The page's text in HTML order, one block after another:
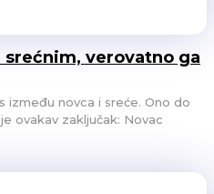
verovatno ga
između novca i sreće. Ono do
zaključak: Novac